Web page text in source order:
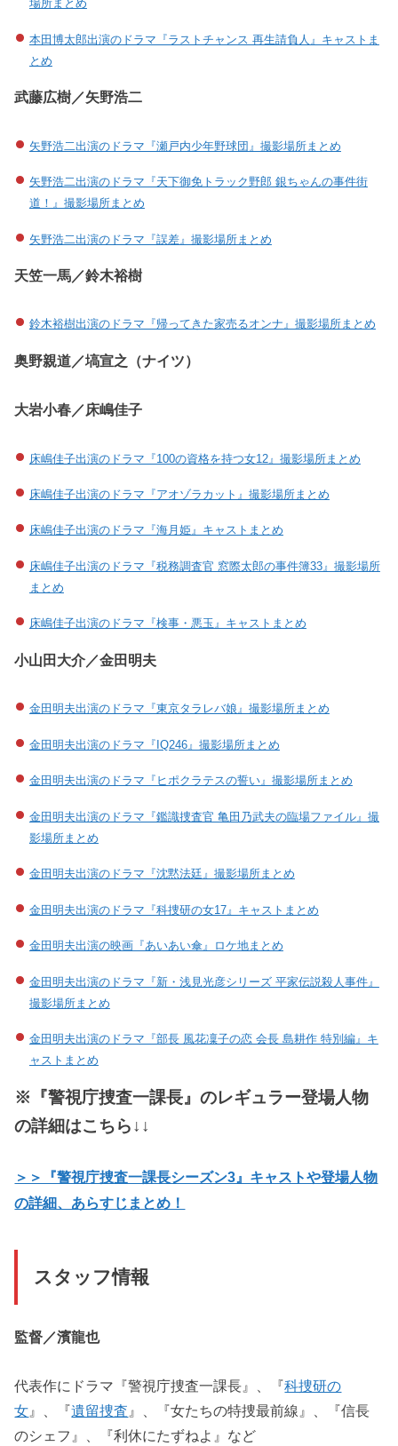
場所まとめ
本田博太郎出演のドラマ『ラストチャンス 再生請負人』キャストま
とめ
武藤広樹／矢野浩二
矢野浩二出演のドラマ『瀬戸内少年野球団』撮影場所まとめ
矢野浩二出演のドラマ『天下御免トラック野郎 銀ちゃんの事件街
道！』撮影場所まとめ
矢野浩二出演のドラマ『誤差』撮影場所まとめ
天笠一馬／鈴木裕樹
鈴木裕樹出演のドラマ『帰ってきた家売るオンナ』撮影場所まとめ
奥野親道／塙宣之（ナイツ）
大岩小春／床嶋佳子
床嶋佳子出演のドラマ『100の資格を持つ女12』撮影場所まとめ
床嶋佳子出演のドラマ『アオゾラカット』撮影場所まとめ
床嶋佳子出演のドラマ『海月姫』キャストまとめ
床嶋佳子出演のドラマ『税務調査官 窓際太郎の事件簿33』撮影場所
まとめ
床嶋佳子出演のドラマ『検事・悪玉』キャストまとめ
小山田大介／金田明夫
金田明夫出演のドラマ『東京タラレバ娘』撮影場所まとめ
金田明夫出演のドラマ『IQ246』撮影場所まとめ
金田明夫出演のドラマ『ヒポクラテスの誓い』撮影場所まとめ
金田明夫出演のドラマ『鑑識捜査官 亀田乃武夫の臨場ファイル』撮
影場所まとめ
金田明夫出演のドラマ『沈黙法廷』撮影場所まとめ
金田明夫出演のドラマ『科捜研の女17』キャストまとめ
金田明夫出演の映画『あいあい傘』ロケ地まとめ
金田明夫出演のドラマ『新・浅見光彦シリーズ 平家伝説殺人事件』
撮影場所まとめ
金田明夫出演のドラマ『部長 風花凜子の恋 会長 島耕作 特別編』キ
ャストまとめ
※『警視庁捜査一課長』のレギュラー登場人物
の詳細はこちら↓↓
＞＞『警視庁捜査一課長シーズン3』キャストや登場人物
の詳細、あらすじまとめ！
スタッフ情報
監督／濱龍也
代表作にドラマ『警視庁捜査一課長』、『科捜研の
女 』、『遺留捜査 』、『女たちの特捜最前線』、『信長
のシェフ』、『利休にたずねよ』など